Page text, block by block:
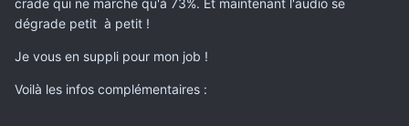
crade qui ne marche qu'à 73%. Et maintenant l'audio se
dégrade petit à petit !
Je vous en suppli pour mon job !
Voilà les infos complémentaires :